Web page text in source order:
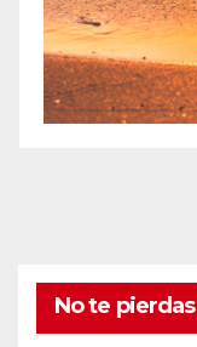
No te pierdas